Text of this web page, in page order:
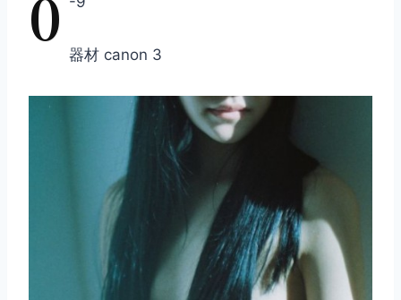
0 器材 canon 3